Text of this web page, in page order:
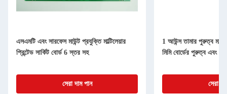
এসএমটি এবং সারফেস মাউন্ট প্রযুক্তি মাল্টিলেয়ার
প্রিন্টেড সার্কিট বোর্ড 6 স্তর সহ
সেরা দাম পান
1 আউন্স তামার পুরুত্ব
মিমি বোর্ডের পুরুত্ব এবং
সেরা